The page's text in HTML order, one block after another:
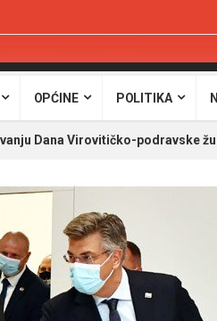
OPĆINE POLITIKA
Dana Virovitičko-podravske